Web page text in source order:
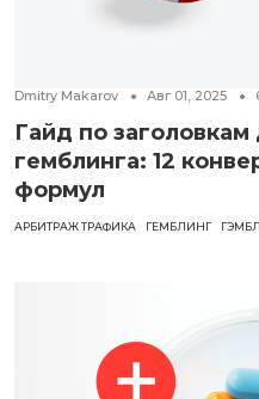
Dmitry Makarov Авг 01, 2025
Гайд по заголовкам
гемблинга: 12
формул
АРБИТРАЖ ТРАФИКА ГЕМБЛИНГ